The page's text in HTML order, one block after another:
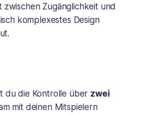
Zugänglichkeit und
komplexestes Design
du die Kontrolle über zwei
mit deinen Mitspielern